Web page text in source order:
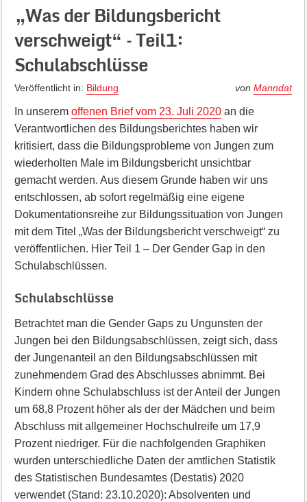
„Was der Bildungsbericht
verschweigt“ – Teil1:
Schulabschlüsse
Veröffentlicht in: Bildung vonManndat
In unserem offenen Brief vom 23. Juli 2020an die
Verantwortlichen des Bildungsberichtes haben wir
kritisiert, dass die Bildungsprobleme von Jungen zum
wiederholten Male im Bildungsbericht unsichtbar
gemacht werden. Aus diesem Grunde haben wir uns
entschlossen, ab sofort regelmäßig eine eigene
Dokumentationsreihe zur Bildungssituation von Jungen
mit dem Titel „Was der Bildungsbericht verschweigt“ zu
veröffentlichen. Hier Teil 1 – Der Gender Gap in den
Schulabschlüssen.
Schulabschlüsse
Betrachtet man die Gender Gaps zu Ungunsten der
Jungen bei den Bildungsabschlüssen, zeigt sich, dass
der Jungenanteil an den Bildungsabschlüssen mit
zunehmendem Grad des Abschlusses abnimmt. Bei
Kindern ohne Schulabschluss ist der Anteil der Jungen
um 68,8 Prozent höher als der der Mädchen und beim
Abschluss mit allgemeiner Hochschulreife um 17,9
Prozent niedriger. Für die nachfolgenden Graphiken
wurden unterschiedliche Daten der amtlichen Statistik
des Statistischen Bundesamtes (Destatis) 2020
verwendet (Stand: 23.10.2020): Absolventen und